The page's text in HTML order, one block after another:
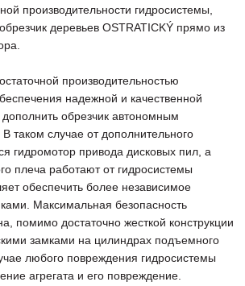
производительности гидросистемы,
деревьев OSTRATICKÝ прямо из
производительностью
надежной и качественной
обрезчик автономным
таком случае от дополнительного
гидромотор привода дисковых пил, а
плеча работают от гидросистемы
обеспечить более независимое
Максимальная безопасность
помимо достаточно жесткой конструкции
замками на цилиндрах подъемного
любого повреждения гидросистемы
агрегата и его повреждение.